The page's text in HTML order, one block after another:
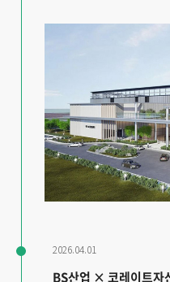
2026.04.01
BS산업 × 코레이트자